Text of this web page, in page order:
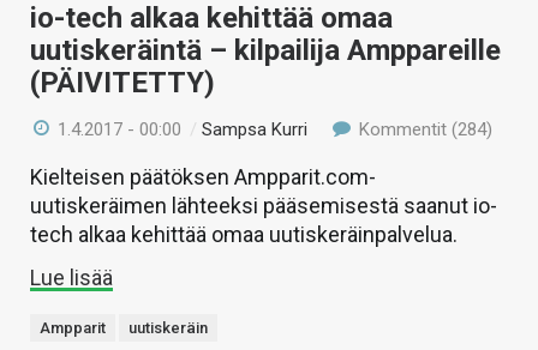
io-tech alkaa kehittää omaa
uutiskeräintä – kilpailija Amppareille
(PÄIVITETTY)
1.4.2017 - 00:00 /Sampsa Kurri Kommentit (284)
Kielteisen päätöksen Ampparit.com-
uutiskeräimen lähteeksi pääsemisestä saanut io-
tech alkaa kehittää omaa uutiskeräinpalvelua.
Lue lisää
Ampparit uutiskeräin